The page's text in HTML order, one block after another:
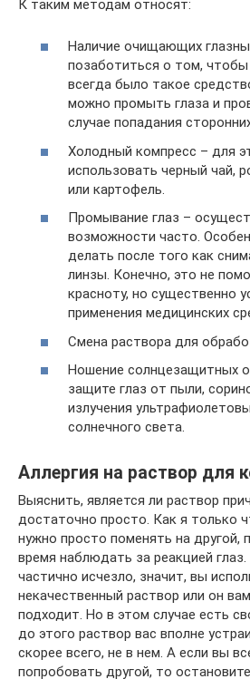
К таким методам относят:
Наличие очищающих
позаботиться о том,
всегда было такое
можно промыть глаза и
случае попадания
Холодный компресс – для
использовать черный чай,
или картофель.
Промывание глаз –
возможности часто.
делать после того как
линзы. Конечно, это не
красноту, но существенно
применения медицинских
Смена раствора для
Ношение солнцезащитных
защите глаз от пыли,
излучения
солнечного света.
Аллергия на раствор для
Выяснить, является ли раствор
достаточно просто. Как я только
нужно просто поменять на другой,
время наблюдать за реакцией
частично исчезло, значит, вы
некачественный раствор или он
подходит. Но в этом случае есть
до этого раствор вас вполне
скорее всего, не в нем. А если вы
попробовать другой, то